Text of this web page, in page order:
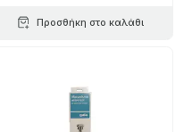
Προσθήκη στο καλάθι